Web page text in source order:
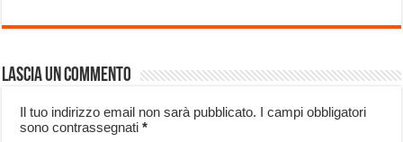
Lascia un commento
Il tuo indirizzo email non sarà pubblicato. I campi obbligatori
sono contrassegnati*